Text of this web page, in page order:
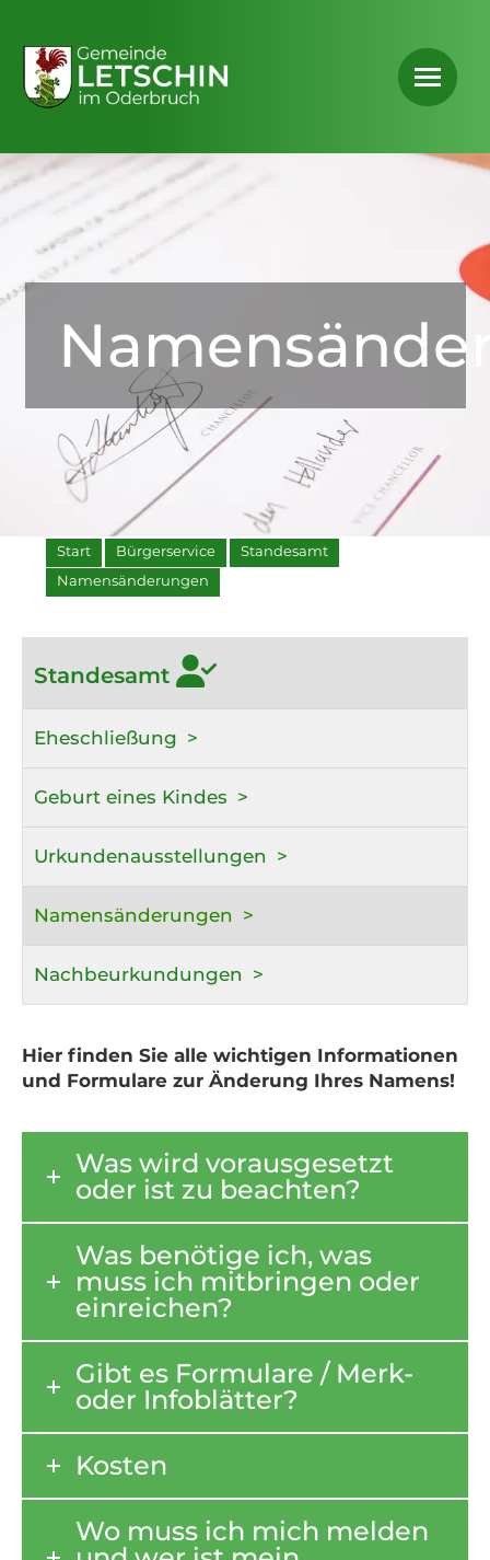
Start Bürgerservice
Standesamt
Namensänderungen
Standesamt
Eheschließung
Geburt eines Kindes
Urkundenausstellungen
Namensänderungen
Nachbeurkundungen
Hier finden Sie alle wichtigen Informationen
und Formulare zur Änderung Ihres Namens!
Was wird vorausgesetzt
oder ist zu beachten?
Was benötige ich, was
muss ich mitbringen oder
einreichen?
Gibt es Formulare / Merk-
oder Infoblätter?
Kosten
Wo muss ich mich melden